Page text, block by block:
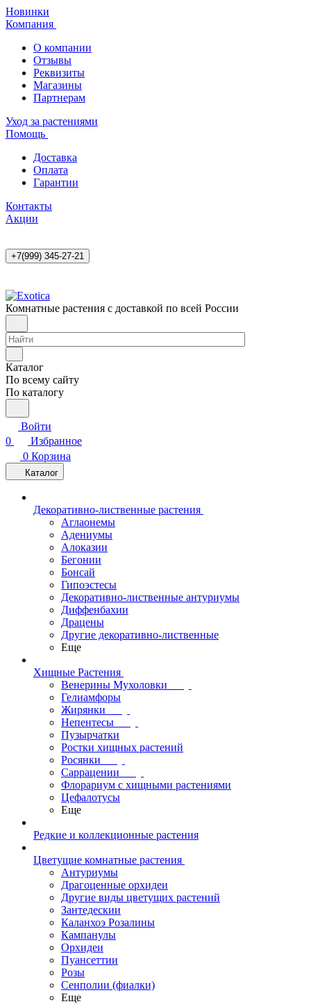
Новинки
Компания
О компании
Отзывы
Реквизиты
Магазины
Партнерам
Уход за растениями
Помощь
Доставка
Оплата
Гарантии
Контакты
Акции
+7(999) 345-27-21
Комнатные растения с доставкой по всей России
Каталог
По всему сайту
По каталогу
Войти
0
Избранное
0 Корзина
Каталог
Декоративно-лиственные растения
Аглаонемы
Адениумы
Алоказии
Бегонии
Бонсай
Гипоэстесы
Декоративно-лиственные антуриумы
Диффенбахии
Драцены
Другие декоративно-лиственные
Еще
Хищные Растения
Венерины Мухоловки
Гелиамфоры
Жирянки
Непентесы
Пузырчатки
Ростки хищных растений
Росянки
Саррацении
Флорариум с хищными растениями
Цефалотусы
Еще
Редкие и коллекционные растения
Цветущие комнатные растения
Антуриумы
Драгоценные орхидеи
Другие виды цветущих растений
Зантедескии
Каланхоэ Розалины
Кампанулы
Орхидеи
Пуансеттии
Розы
Сенполии (фиалки)
Еще